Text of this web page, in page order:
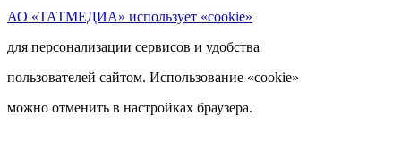
АО «ТАТМЕДИА» использует «cookie»
для персонализации сервисов и удобства
пользователей сайтом. Использование «cookie»
можно отменить в настройках браузера.